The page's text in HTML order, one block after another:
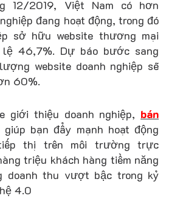
12/2019, Việt Nam có hơn
đang hoạt động, trong đó
sở hữu website thương mại
46,7%. Dự báo bước sang
website doanh nghiệp sẽ
60%.
giới thiệu doanh nghiệp, bán
giúp bạn đẩy mạnh hoạt động
thị trên môi trường trực
triệu khách hàng tiềm năng
doanh thu vượt bậc trong kỷ
4.0